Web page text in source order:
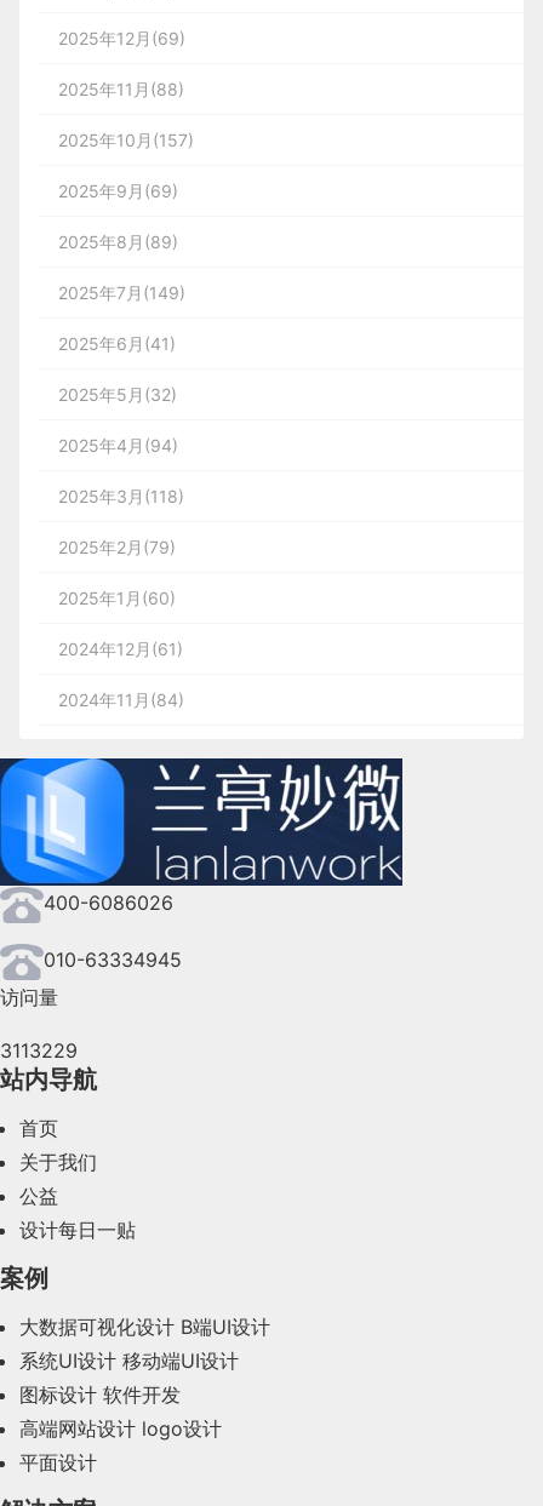
2025年12月(69)
2025年11月(88)
2025年10月(157)
2025年9月(69)
2025年8月(89)
2025年7月(149)
2025年6月(41)
2025年5月(32)
2025年4月(94)
2025年3月(118)
2025年2月(79)
2025年1月(60)
2024年12月(61)
2024年11月(84)
2024年9月(144)
2024年8月(164)
2024年7月(107)
2024年6月(63)
2024年4月(44)
2024年2月(58)
2023年10月(14)
2023年8月(88)
400-6086026
010-63334945
访问量
3113229
站内导航
首页
关于我们
公益
设计每日一贴
案例
大数据可视化设计 B端UI设计
系统UI设计 移动端UI设计
图标设计 软件开发
高端网站设计 logo设计
平面设计